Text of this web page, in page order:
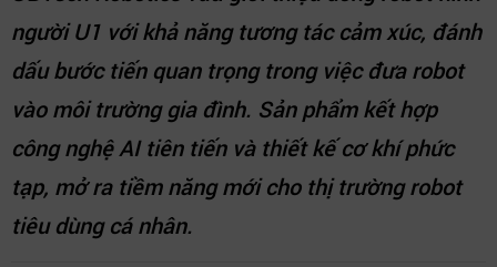
người U1 với khả năng tương tác cảm xúc, đánh
dấu bước tiến quan trọng trong việc đưa robot
vào môi trường gia đình. Sản phẩm kết hợp
công nghệ AI tiên tiến và thiết kế cơ khí phức
tạp, mở ra tiềm năng mới cho thị trường robot
tiêu dùng cá nhân.